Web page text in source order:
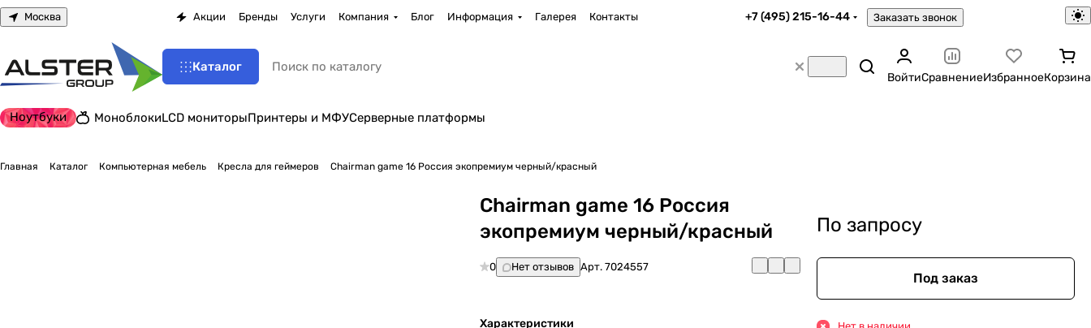
Москва Акции Бренды Услуги Компания Блог Информация Галерея Контакты +7 (495) 215-16-44 Заказать звонок
Каталог
ВойтиСравнениеИзбранноеКорзина
Ноутбуки МоноблокиLCD мониторыПринтеры и МФУСерверные платформы
Главная Каталог Компьютерная мебель Кресла для геймеров Chairman game 16 Россия экопремиум черный/красный
Chairman game 16 Россия
экопремиум черный/красный
0 Нет отзывов Арт.7024557
Характеристики
По запросу
Под заказ